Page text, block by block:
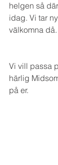
helgen så
idag. Vi tar
välkomna då.
Vi vill passa
härlig
på er.